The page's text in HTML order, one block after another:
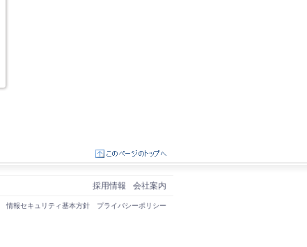
会社案内
採用情報
プライバシーポリシー
情報セキュリティ基本方針